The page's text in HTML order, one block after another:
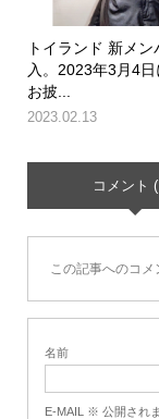
トイランド 新メン
入。2023年3月4日
お披...
2023.02.13
コメント
この記事へのコメ
名前
E-MAIL ※ 公開され